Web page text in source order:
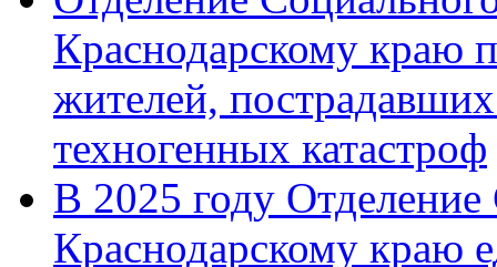
Краснодарскому краю
жителей,
техногенных катастроф
В 2025 году
Краснодарскому краю